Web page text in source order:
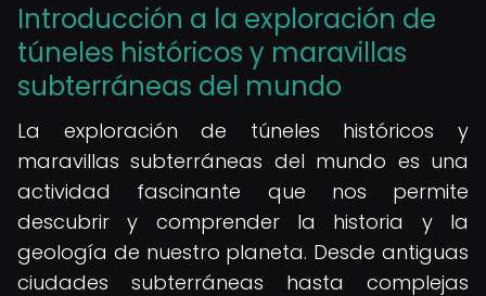
Introducción a la exploración de
túneles históricos y maravillas
subterráneas del mundo
La exploración de túneles históricos y
maravillas subterráneas del mundo es una
actividad fascinante que nos permite
descubrir y comprender la historia y la
geología de nuestro planeta. Desde antiguas
ciudades subterráneas hasta complejas